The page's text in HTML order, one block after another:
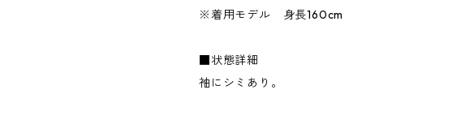
※着用モデル 身長160cm
■状態詳細
袖にシミあり。